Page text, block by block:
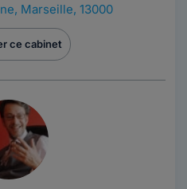
, Marseille, 13000
ce cabinet